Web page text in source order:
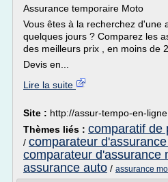
Assurance temporaire Moto
Vous êtes à la recherchez d'une
quelques jours ? Comparez les
des meilleurs prix , en moins de
Devis en...
Lire la suite
Site : http://assur-tempo-en-
Thèmes liés : comparatif de
/ comparateur
comparateur d'assurance
assurance auto / assurance